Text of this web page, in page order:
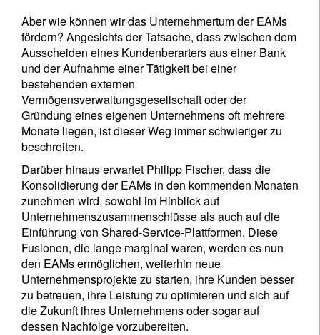
Aber wie können wir das Unternehmertum der EAMs
fördern? Angesichts der Tatsache, dass zwischen dem
Ausscheiden eines Kundenberarters aus einer Bank
und der Aufnahme einer Tätigkeit bei einer
bestehenden externen
Vermögensverwaltungsgesellschaft oder der
Gründung eines eigenen Unternehmens oft mehrere
Monate liegen, ist dieser Weg immer schwieriger zu
beschreiten.
Darüber hinaus erwartet Philipp Fischer, dass die
Konsolidierung der EAMs in den kommenden Monaten
zunehmen wird, sowohl im Hinblick auf
Unternehmenszusammenschlüsse als auch auf die
Einführung von Shared-Service-Plattformen. Diese
Fusionen, die lange marginal waren, werden es nun
den EAMs ermöglichen, weiterhin neue
Unternehmensprojekte zu starten, ihre Kunden besser
zu betreuen, ihre Leistung zu optimieren und sich auf
die Zukunft ihres Unternehmens oder sogar auf
dessen Nachfolge vorzubereiten.